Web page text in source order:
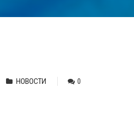
НОВОСТИ
0